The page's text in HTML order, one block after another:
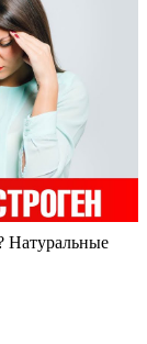
Натуральные